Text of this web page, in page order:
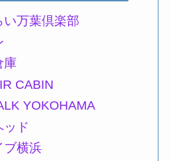
万葉倶楽部
庫
CABIN
YOKOHAMA
ッド
ブ横浜